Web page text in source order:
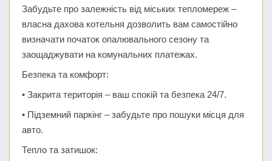
Забудьте про залежність від міських тепломереж –
власна дахова котельня дозволить вам самостійно
визначати початок опалювального сезону та
заощаджувати на комунальних платежах.
Безпека та комфорт:
• Закрита територія – ваш спокій та безпека 24/7.
• Підземний паркінг – забудьте про пошуки місця для
авто.
Тепло та затишок: